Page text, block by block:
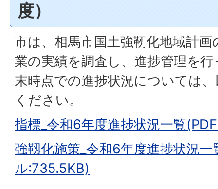
度）
市は、相馬市国土強靭化地域計
業の実績を調査し、進捗管理を
末時点での進捗状況については
ください。
指標_令和6年度進捗状況一覧
強靱化施策_令和6年度進捗状況
ル:735.5KB)